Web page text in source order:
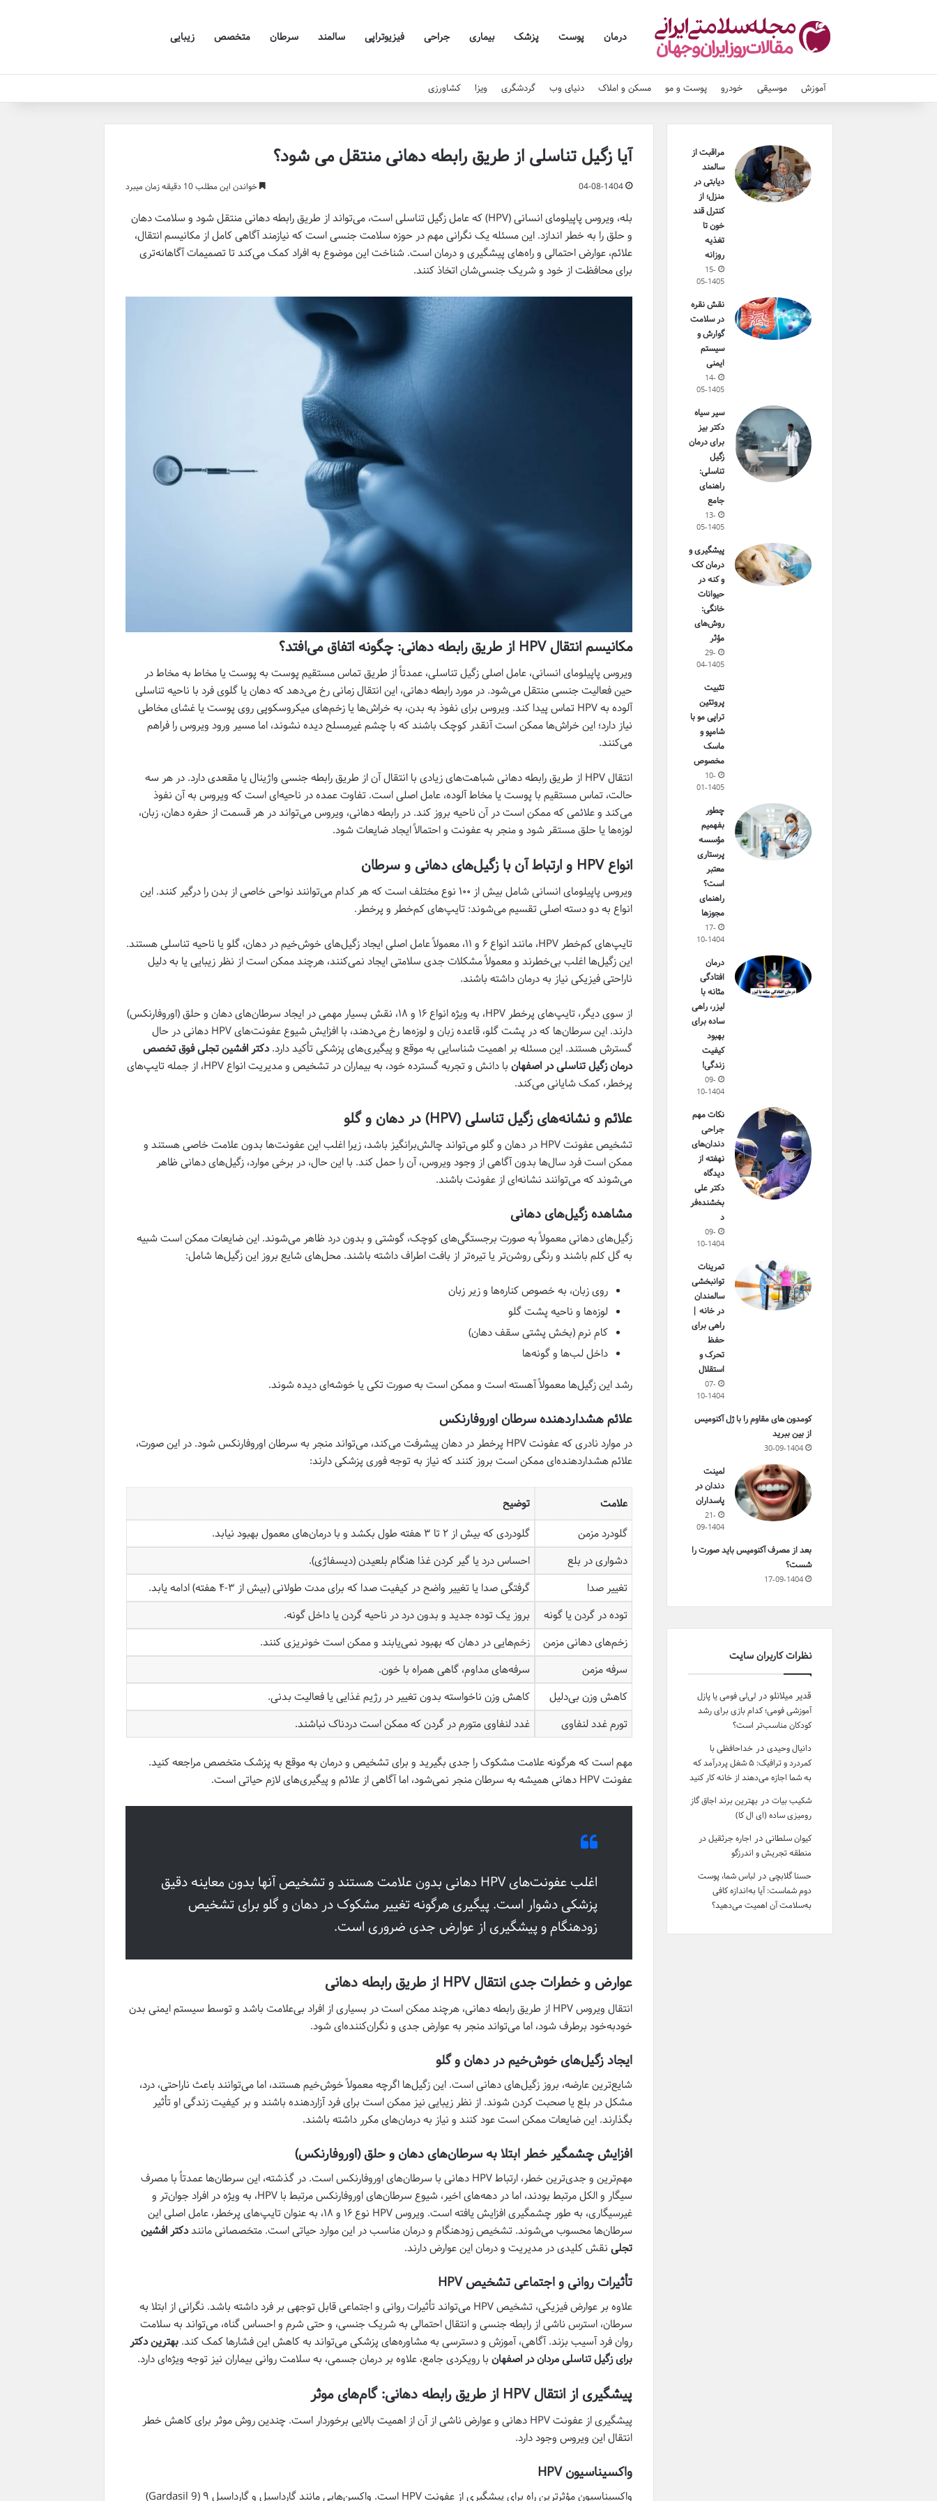
درمان پوست پزشک بیماری جراحی فیزیوتراپی سالمند سرطان متخصص زیبایی
آموزش موسیقی خودرو پوست و مو مسکن و املاک دنیای وب گردشگری ویزا کشاورزی
آیا زگیل تناسلی از طریق رابطه دهانی منتقل می شود؟
04-08-1404 خواندن این مطلب 10 دقیقه زمان میبرد
بله، ویروس پاپیلومای انسانی (HPV) که عامل زگیل تناسلی است، می‌تواند از طریق رابطه دهانی منتقل شود و سلامت دهان
و حلق را به خطر اندازد. این مسئله یک نگرانی مهم در حوزه سلامت جنسی است که نیازمند آگاهی کامل از مکانیسم انتقال،
علائم، عوارض احتمالی و راه‌های پیشگیری و درمان است. شناخت این موضوع به افراد کمک می‌کند تا تصمیمات آگاهانه‌تری
برای محافظت از خود و شریک جنسی‌شان اتخاذ کنند.
مکانیسم انتقال HPV از طریق رابطه دهانی: چگونه اتفاق می‌افتد؟
ویروس پاپیلومای انسانی، عامل اصلی زگیل تناسلی، عمدتاً از طریق تماس مستقیم پوست به پوست یا مخاط به مخاط در
حین فعالیت جنسی منتقل می‌شود. در مورد رابطه دهانی، این انتقال زمانی رخ می‌دهد که دهان یا گلوی فرد با ناحیه تناسلی
آلوده به HPV تماس پیدا کند. ویروس برای نفوذ به بدن، به خراش‌ها یا زخم‌های میکروسکوپی روی پوست یا غشای مخاطی
نیاز دارد؛ این خراش‌ها ممکن است آنقدر کوچک باشند که با چشم غیرمسلح دیده نشوند، اما مسیر ورود ویروس را فراهم
می‌کنند.
انتقال HPV از طریق رابطه دهانی شباهت‌های زیادی با انتقال آن از طریق رابطه جنسی واژینال یا مقعدی دارد. در هر سه
حالت، تماس مستقیم با پوست یا مخاط آلوده، عامل اصلی است. تفاوت عمده در ناحیه‌ای است که ویروس به آن نفوذ
می‌کند و علائمی که ممکن است در آن ناحیه بروز کند. در رابطه دهانی، ویروس می‌تواند در هر قسمت از حفره دهان، زبان،
لوزه‌ها یا حلق مستقر شود و منجر به عفونت و احتمالاً ایجاد ضایعات شود.
انواع HPV و ارتباط آن با زگیل‌های دهانی و سرطان
ویروس پاپیلومای انسانی شامل بیش از ۱۰۰ نوع مختلف است که هر کدام می‌توانند نواحی خاصی از بدن را درگیر کنند. این
انواع به دو دسته اصلی تقسیم می‌شوند: تایپ‌های کم‌خطر و پرخطر.
تایپ‌های کم‌خطر HPV، مانند انواع ۶ و ۱۱، معمولاً عامل اصلی ایجاد زگیل‌های خوش‌خیم در دهان، گلو یا ناحیه تناسلی هستند.
این زگیل‌ها اغلب بی‌خطرند و معمولاً مشکلات جدی سلامتی ایجاد نمی‌کنند، هرچند ممکن است از نظر زیبایی یا به دلیل
ناراحتی فیزیکی نیاز به درمان داشته باشند.
از سوی دیگر، تایپ‌های پرخطر HPV، به ویژه انواع ۱۶ و ۱۸، نقش بسیار مهمی در ایجاد سرطان‌های دهان و حلق (اوروفارنکس)
دارند. این سرطان‌ها که در پشت گلو، قاعده زبان و لوزه‌ها رخ می‌دهند، با افزایش شیوع عفونت‌های HPV دهانی در حال
گسترش هستند. این مسئله بر اهمیت شناسایی به موقع و پیگیری‌های پزشکی تأکید دارد.دکتر افشین تجلی فوق تخصص
درمان زگیل تناسلی در اصفهان
با دانش و تجربه گسترده خود، به بیماران در تشخیص و مدیریت انواع HPV، از جمله تایپ‌های
پرخطر، کمک شایانی می‌کند.
علائم و نشانه‌های زگیل تناسلی (HPV) در دهان و گلو
تشخیص عفونت HPV در دهان و گلو می‌تواند چالش‌برانگیز باشد، زیرا اغلب این عفونت‌ها بدون علامت خاصی هستند و
ممکن است فرد سال‌ها بدون آگاهی از وجود ویروس، آن را حمل کند. با این حال، در برخی موارد، زگیل‌های دهانی ظاهر
می‌شوند که می‌توانند نشانه‌ای از عفونت باشند.
مشاهده زگیل‌های دهانی
زگیل‌های دهانی معمولاً به صورت برجستگی‌های کوچک، گوشتی و بدون درد ظاهر می‌شوند. این ضایعات ممکن است شبیه
به گل کلم باشند و رنگی روشن‌تر یا تیره‌تر از بافت اطراف داشته باشند. محل‌های شایع بروز این زگیل‌ها شامل:
روی زبان، به خصوص کناره‌ها و زیر زبان
لوزه‌ها و ناحیه پشت گلو
کام نرم (بخش پشتی سقف دهان)
داخل لب‌ها و گونه‌ها
رشد این زگیل‌ها معمولاً آهسته است و ممکن است به صورت تکی یا خوشه‌ای دیده شوند.
علائم هشداردهنده سرطان اوروفارنکس
در موارد نادری که عفونت HPV پرخطر در دهان پیشرفت می‌کند، می‌تواند منجر به سرطان اوروفارنکس شود. در این صورت،
علائم هشداردهنده‌ای ممکن است بروز کنند که نیاز به توجه فوری پزشکی دارند:
علامت
توضیح
گلودرد مزمن
گلودردی که بیش از ۲ تا ۳ هفته طول بکشد و با درمان‌های معمول بهبود نیابد.
دشواری در بلع
احساس درد یا گیر کردن غذا هنگام بلعیدن (دیسفاژی).
تغییر صدا
گرفتگی صدا یا تغییر واضح در کیفیت صدا که برای مدت طولانی (بیش از ۳-۴ هفته) ادامه یابد.
توده در گردن یا گونه
بروز یک توده جدید و بدون درد در ناحیه گردن یا داخل گونه.
زخم‌های دهانی مزمن
زخم‌هایی در دهان که بهبود نمی‌یابند و ممکن است خونریزی کنند.
سرفه مزمن
سرفه‌های مداوم، گاهی همراه با خون.
کاهش وزن بی‌دلیل
کاهش وزن ناخواسته بدون تغییر در رژیم غذایی یا فعالیت بدنی.
تورم غدد لنفاوی
غدد لنفاوی متورم در گردن که ممکن است دردناک نباشند.
مهم است که هرگونه علامت مشکوک را جدی بگیرید و برای تشخیص و درمان به موقع به پزشک متخصص مراجعه کنید.
عفونت HPV دهانی همیشه به سرطان منجر نمی‌شود، اما آگاهی از علائم و پیگیری‌های لازم حیاتی است.
اغلب عفونت‌های HPV دهانی بدون علامت هستند و تشخیص آنها بدون معاینه دقیق
پزشکی دشوار است. پیگیری هرگونه تغییر مشکوک در دهان و گلو برای تشخیص
زودهنگام و پیشگیری از عوارض جدی ضروری است.
عوارض و خطرات جدی انتقال HPV از طریق رابطه دهانی
انتقال ویروس HPV از طریق رابطه دهانی، هرچند ممکن است در بسیاری از افراد بی‌علامت باشد و توسط سیستم ایمنی بدن
خودبه‌خود برطرف شود، اما می‌تواند منجر به عوارض جدی و نگران‌کننده‌ای شود.
ایجاد زگیل‌های خوش‌خیم در دهان و گلو
شایع‌ترین عارضه، بروز زگیل‌های دهانی است. این زگیل‌ها اگرچه معمولاً خوش‌خیم هستند، اما می‌توانند باعث ناراحتی، درد،
مشکل در بلع یا صحبت کردن شوند. از نظر زیبایی نیز ممکن است برای فرد آزاردهنده باشند و بر کیفیت زندگی او تأثیر
بگذارند. این ضایعات ممکن است عود کنند و نیاز به درمان‌های مکرر داشته باشند.
افزایش چشمگیر خطر ابتلا به سرطان‌های دهان و حلق (اوروفارنکس)
مهم‌ترین و جدی‌ترین خطر، ارتباط HPV دهانی با سرطان‌های اوروفارنکس است. در گذشته، این سرطان‌ها عمدتاً با مصرف
سیگار و الکل مرتبط بودند، اما در دهه‌های اخیر، شیوع سرطان‌های اوروفارنکس مرتبط با HPV، به ویژه در افراد جوان‌تر و
غیرسیگاری، به طور چشمگیری افزایش یافته است. ویروس HPV نوع ۱۶ و ۱۸، به عنوان تایپ‌های پرخطر، عامل اصلی این
سرطان‌ها محسوب می‌شوند. تشخیص زودهنگام و درمان مناسب در این موارد حیاتی است. متخصصانی ماننددکتر افشین
تجلی نقش کلیدی در مدیریت و درمان این عوارض دارند.
تأثیرات روانی و اجتماعی تشخیص HPV
علاوه بر عوارض فیزیکی، تشخیص HPV می‌تواند تأثیرات روانی و اجتماعی قابل توجهی بر فرد داشته باشد. نگرانی از ابتلا به
سرطان، استرس ناشی از رابطه جنسی و انتقال احتمالی به شریک جنسی، و حتی شرم و احساس گناه، می‌تواند به سلامت
روان فرد آسیب بزند. آگاهی، آموزش و دسترسی به مشاوره‌های پزشکی می‌تواند به کاهش این فشارها کمک کند.بهترین دکتر
برای زگیل تناسلی مردان در اصفهان با رویکردی جامع، علاوه بر درمان جسمی، به سلامت روانی بیماران نیز توجه ویژه‌ای دارد.
پیشگیری از انتقال HPV از طریق رابطه دهانی: گام‌های موثر
پیشگیری از عفونت HPV دهانی و عوارض ناشی از آن از اهمیت بالایی برخوردار است. چندین روش موثر برای کاهش خطر
انتقال این ویروس وجود دارد.
واکسیناسیون HPV
واکسیناسیون مؤثرترین راه برای پیشگیری از عفونت HPV است. واکسن‌هایی مانند گارداسیل و گارداسیل ۹ (Gardasil 9)
مراقبت از
سالمند
دیابتی در
منزل؛ از
کنترل قند
خون تا
تغذیه
روزانه
15-
05-1405
نقش نقره
در سلامت
گوارش و
سیستم
ایمنی
14-
05-1405
سیر سیاه
دکتر بیز
برای درمان
زگیل
تناسلی:
راهنمای
جامع
13-
05-1405
پیشگیری و
درمان کک
و کنه در
حیوانات
خانگی:
روش‌های
مؤثر
29-
04-1405
تثبیت
پروتئین
تراپی مو با
شامپو و
ماسک
مخصوص
10-
01-1405
چطور
بفهمیم
مؤسسه
پرستاری
معتبر
است؟
راهنمای
مجوزها
17-
10-1404
درمان
افتادگی
مثانه با
لیزر، راهی
ساده برای
بهبود
کیفیت
زندگی!
09-
10-1404
نکات مهم
جراحی
دندان‌های
نهفته از
دیدگاه
دکتر علی
بخشنده‌فر
د
09-
10-1404
تمرینات
توانبخشی
سالمندان
در خانه |
راهی برای
حفظ
تحرک و
استقلال
07-
10-1404
کومدون های مقاوم را با ژل آکنومیس
از بین ببرید
30-09-1404
لمینت
دندان در
پاسداران
21-
09-1404
بعد از مصرف آکنومیس باید صورت را
شست؟
17-09-1404
نظرات کاربران سایت
قدیر میلانلو درلی‌لی فومی یا پازل
آموزشی فومی؛ کدام بازی برای رشد
کودکان مناسب‌تر است؟
دانیال وحیدی درخداحافظی با
کمردرد و ترافیک: ۵ شغل پردرآمد که
به شما اجازه می‌دهند از خانه کار کنید
شکیب بیات دربهترین برند اجاق گاز
رومیزی ساده (ای ال کا)
کیوان سلطانی در اجاره جرثقیل در
منطقه تجریش و اندرزگو
حسنا گلابچی درلباس شما، پوست
دوم شماست: آیا به‌اندازه کافی
به‌سلامت آن اهمیت می‌دهید؟